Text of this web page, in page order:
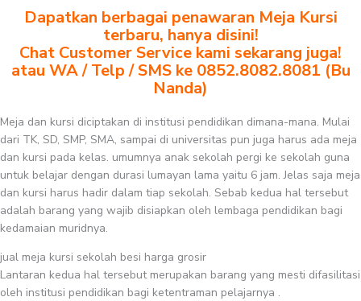
Dapatkan berbagai penawaran Meja Kursi
terbaru, hanya disini!
Chat Customer Service kami sekarang juga!
atau WA / Telp / SMS ke 0852.8082.8081 (Bu
Nanda)
Meja dan kursi diciptakan di institusi pendidikan dimana-mana. Mulai
dari TK, SD, SMP, SMA, sampai di universitas pun juga harus ada meja
dan kursi pada kelas. umumnya anak sekolah pergi ke sekolah guna
untuk belajar dengan durasi lumayan lama yaitu 6 jam. Jelas saja meja
dan kursi harus hadir dalam tiap sekolah. Sebab kedua hal tersebut
adalah barang yang wajib disiapkan oleh lembaga pendidikan bagi
kedamaian muridnya.
jual meja kursi sekolah besi harga grosir
Lantaran kedua hal tersebut merupakan barang yang mesti difasilitasi
oleh institusi pendidikan bagi ketentraman pelajarnya .